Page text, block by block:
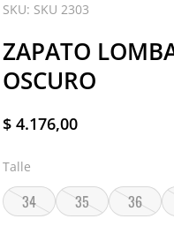
SKU: SKU 2303
ZAPATO
OSCURO
$ 4.176,00
Talle
34 35 36